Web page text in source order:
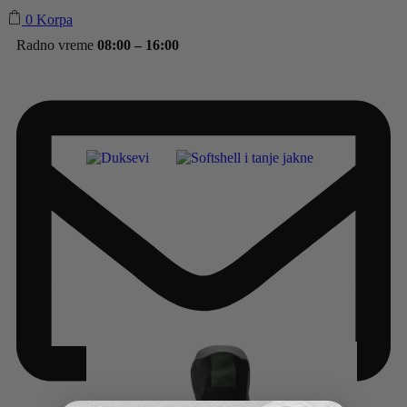
0 Korpa
Radno vreme 08:00 – 16:00